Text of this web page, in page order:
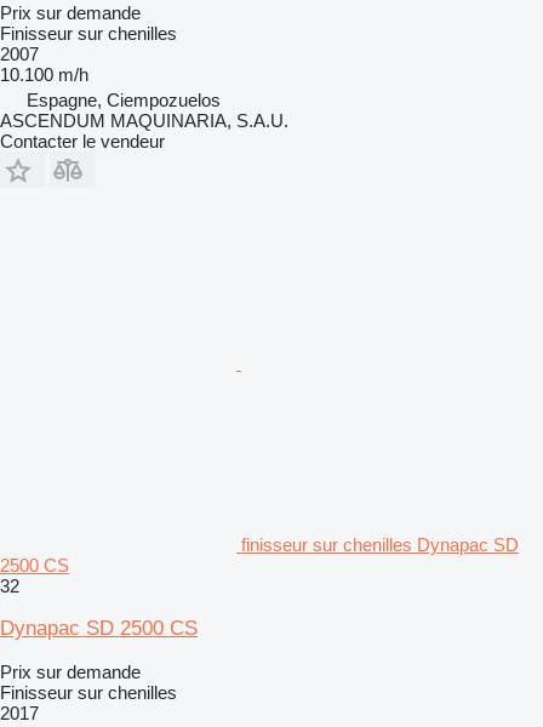
Prix sur demande
Finisseur sur chenilles
2007
10.100 m/h
Espagne, Ciempozuelos
ASCENDUM MAQUINARIA, S.A.U.
Contacter le vendeur
finisseur sur chenilles Dynapac SD
2500 CS
32
Dynapac SD 2500 CS
Prix sur demande
Finisseur sur chenilles
2017